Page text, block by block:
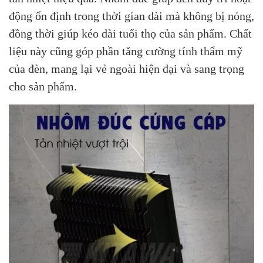
động ổn định trong thời gian dài mà không bị nóng,
đồng thời giúp kéo dài tuổi thọ của sản phẩm. Chất
liệu này cũng góp phần tăng cường tính thẩm mỹ
của đèn, mang lại vẻ ngoài hiện đại và sang trọng
cho sản phẩm.